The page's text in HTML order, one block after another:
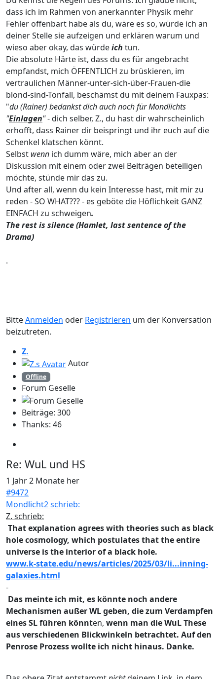
dass ich im Rahmen von anerkannter Physik mehr
Fehler offenbart habe als du, wäre es so, würde ich an
deiner Stelle sie aufzeigen und erklären warum und
wieso aber okay, das würdeich tun.
Die absolute Härte ist, dass du es für angebracht
empfandst, mich ÖFFENTLICH zu brüskieren, im
vertraulichen Männer-unter-sich-über-Frauen-die
blond-sind-Tonfall, beschämst du mit deinem Fauxpas:
"du (Rainer) bedankst dich auch noch für Mondlichts
"Einlagen"- dich selber, Z., du hast dir wahrscheinlich
erhofft, dass Rainer dir beispringt und ihr euch auf die
Schenkel klatschen könnt.
Selbst wenn ich dumm wäre, mich aber an der
Diskussion mit einem oder zwei Beiträgen beteiligen
möchte, stünde mir das zu.
Und after all, wenn du kein Interesse hast, mit mir zu
reden - SO WHAT??? - es geböte die Höflichkeit GANZ
EINFACH zu schweigen.
The rest is silence (Hamlet, last sentence of the
Drama)
.
BitteAnmelden oder Registrieren um der Konversation
beizutreten.
Z.
Autor
Offline
Forum Geselle
Beiträge: 300
Thanks: 46
Re: WuL und HS
1 Jahr 2 Monate her
#9472
Mondlicht2 schrieb:
Z. schrieb:
That explanation agrees with theories such as black
hole cosmology, which postulates that the entire
universe is the interior of a black hole.
www.k-state.edu/news/articles/2025/03/li...inning-
galaxies.html
-
Das meinte ich mit, es könnte noch andere
Mechanismen außer WL geben, die zum Verdampfen
eines SL führen könnten, wenn man die WuL These
aus verschiedenen Blickwinkeln betrachtet. Auf den
Penrose Prozess wollte ich nicht hinaus. Danke.